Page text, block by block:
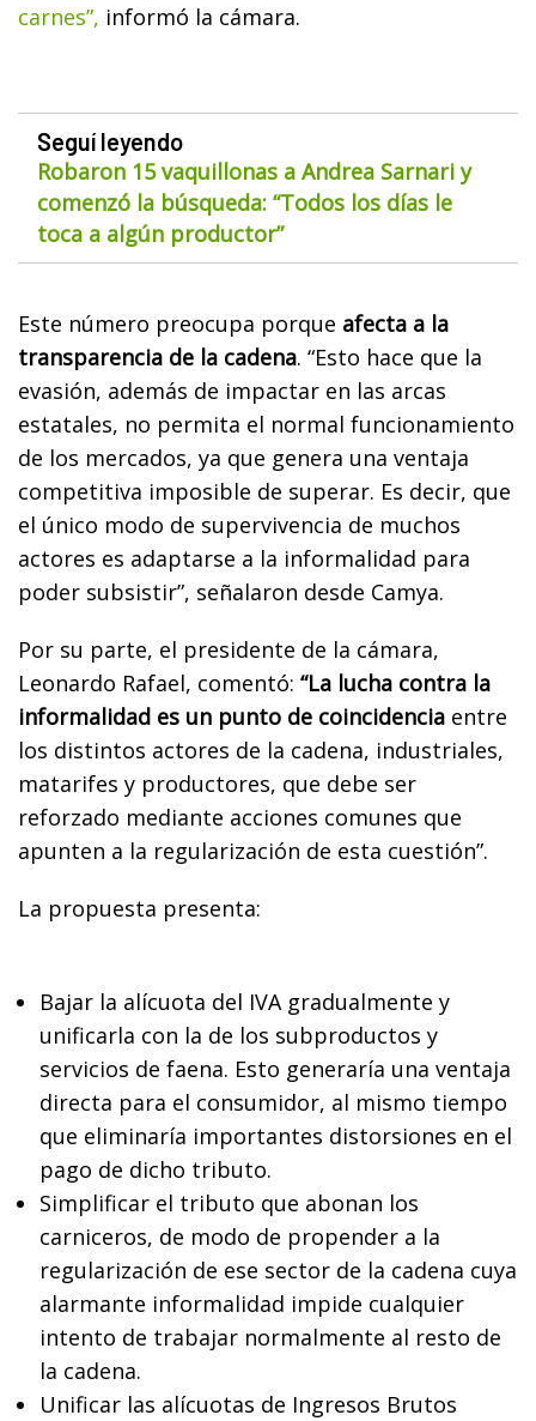
carnes”, informó la cámara.
Seguí leyendo
Robaron 15 vaquillonas a Andrea Sarnari y
comenzó la búsqueda: “Todos los días le
toca a algún productor”
Este número preocupa porque afecta a la
transparencia de la cadena. “Esto hace que la
evasión, además de impactar en las arcas
estatales, no permita el normal funcionamiento
de los mercados, ya que genera una ventaja
competitiva imposible de superar. Es decir, que
el único modo de supervivencia de muchos
actores es adaptarse a la informalidad para
poder subsistir”, señalaron desde Camya.
Por su parte, el presidente de la cámara,
Leonardo Rafael, comentó: “La lucha contra la
informalidad es un punto de coincidencia entre
los distintos actores de la cadena, industriales,
matarifes y productores, que debe ser
reforzado mediante acciones comunes que
apunten a la regularización de esta cuestión”.
La propuesta presenta:
Bajar la alícuota del IVA gradualmente y
unificarla con la de los subproductos y
servicios de faena. Esto generaría una ventaja
directa para el consumidor, al mismo tiempo
que eliminaría importantes distorsiones en el
pago de dicho tributo.
Simplificar el tributo que abonan los
carniceros, de modo de propender a la
regularización de ese sector de la cadena cuya
alarmante informalidad impide cualquier
intento de trabajar normalmente al resto de
la cadena.
Unificar las alícuotas de Ingresos Brutos